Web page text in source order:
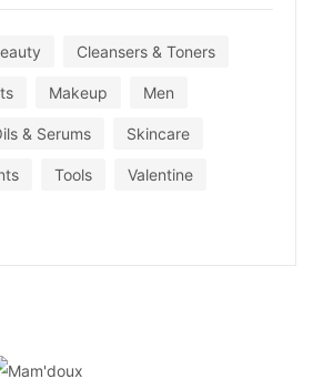
Cleansers & Toners
Makeup Men
& Serums Skincare
Tools Valentine